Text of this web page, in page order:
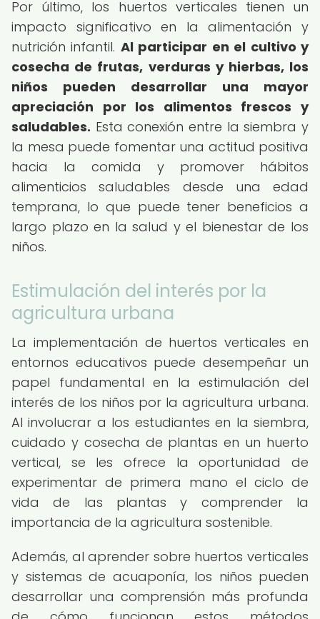
Por último, los huertos verticales tienen un
impacto significativo en la alimentación y
nutrición infantil. Al participar en el cultivo y
cosecha de frutas, verduras y hierbas, los
niños pueden desarrollar una mayor
apreciación por los alimentos frescos y
saludables. Esta conexión entre la siembra y
la mesa puede fomentar una actitud positiva
hacia la comida y promover hábitos
alimenticios saludables desde una edad
temprana, lo que puede tener beneficios a
largo plazo en la salud y el bienestar de los
niños.
Estimulación del interés por la
agricultura urbana
La implementación de huertos verticales en
entornos educativos puede desempeñar un
papel fundamental en la estimulación del
interés de los niños por la agricultura urbana.
Al involucrar a los estudiantes en la siembra,
cuidado y cosecha de plantas en un huerto
vertical, se les ofrece la oportunidad de
experimentar de primera mano el ciclo de
vida de las plantas y comprender la
importancia de la agricultura sostenible.
Además, al aprender sobre huertos verticales
y sistemas de acuaponía, los niños pueden
desarrollar una comprensión más profunda